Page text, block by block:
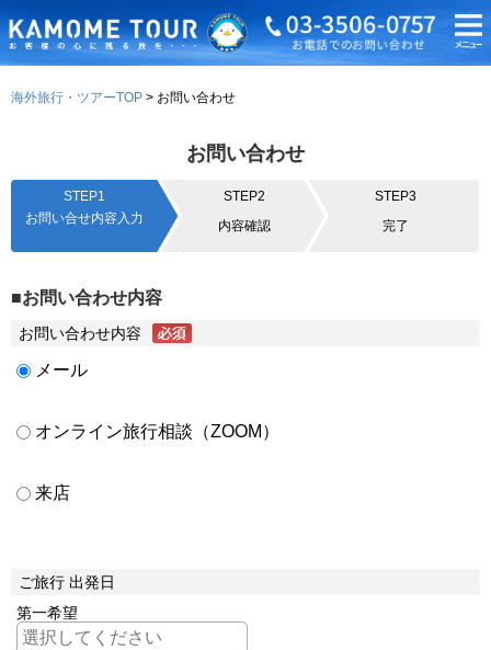
海外旅行・ツアーTOP お問い合わせ
お問い合わせ
STEP1
お問い合せ内容入力
STEP2
内容確認
STEP3
完了
■お問い合わせ内容
お問い合わせ内容
メール
オンライン旅行相談（ZOOM）
来店
ご旅行 出発日
第一希望